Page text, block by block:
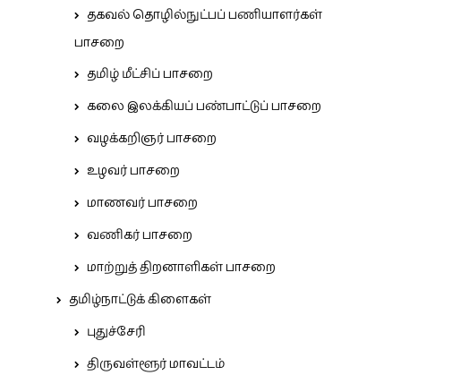
தகவல் தொழில்நுட்பப் பணியாளர்கள்
பாசறை
தமிழ் மீட்சிப் பாசறை
கலை இலக்கியப் பண்பாட்டுப் பாசறை
வழக்கறிஞர் பாசறை
உழவர் பாசறை
மாணவர் பாசறை
வணிகர் பாசறை
மாற்றுத் திறனாளிகள் பாசறை
தமிழ்நாட்டுக் கிளைகள்
புதுச்சேரி
திருவள்ளூர் மாவட்டம்